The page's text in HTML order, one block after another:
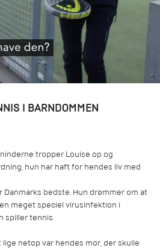
I BARNDOMMEN
tropper Louise op og
hun har haft for hendes liv med
bedste. Hun drømmer om at
meget speciel virusinfektion i
spiller tennis.
netop var hendes mor, der skulle